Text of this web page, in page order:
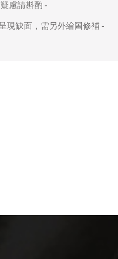
慮請斟酌 -
現缺面，需另外繪圖修補 -